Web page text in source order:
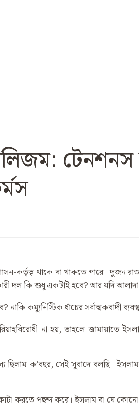
কর্তৃত্ব থাকে বা থাকতে পারে। দুজন
দল কি শুধু একটাই হবে? আর যদি
কম্যুনিস্টিক ধাঁচের সর্বাত্মকবাদী
না হয়, তাহলে জামায়াতে
ক’বছর, সেই সুবাদে বলছি–
করতে পছন্দ করে। ইসলাম বা যে